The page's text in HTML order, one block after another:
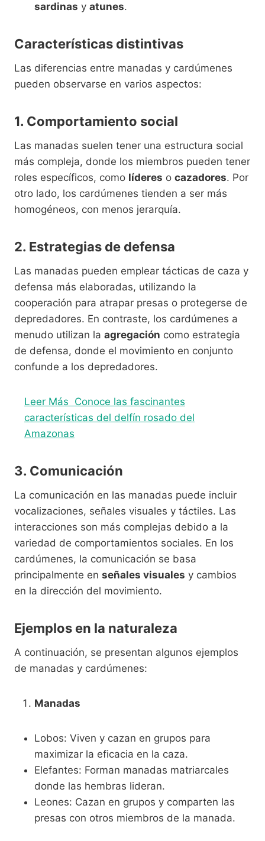
sardinas y atunes.
Características distintivas
Las diferencias entre manadas y cardúmenes
pueden observarse en varios aspectos:
1. Comportamiento social
Las manadas suelen tener una estructura social
más compleja, donde los miembros pueden tener
roles específicos, como líderes o cazadores. Por
otro lado, los cardúmenes tienden a ser más
homogéneos, con menos jerarquía.
2. Estrategias de defensa
Las manadas pueden emplear tácticas de caza y
defensa más elaboradas, utilizando la
cooperación para atrapar presas o protegerse de
depredadores. En contraste, los cardúmenes a
menudo utilizan la agregación como estrategia
de defensa, donde el movimiento en conjunto
confunde a los depredadores.
Leer Más Conoce las fascinantes
características del delfín rosado del
Amazonas
3. Comunicación
La comunicación en las manadas puede incluir
vocalizaciones, señales visuales y táctiles. Las
interacciones son más complejas debido a la
variedad de comportamientos sociales. En los
cardúmenes, la comunicación se basa
principalmente en señales visuales y cambios
en la dirección del movimiento.
Ejemplos en la naturaleza
A continuación, se presentan algunos ejemplos
de manadas y cardúmenes:
Manadas
Lobos: Viven y cazan en grupos para
maximizar la eficacia en la caza.
Elefantes: Forman manadas matriarcales
donde las hembras lideran.
Leones: Cazan en grupos y comparten las
presas con otros miembros de la manada.